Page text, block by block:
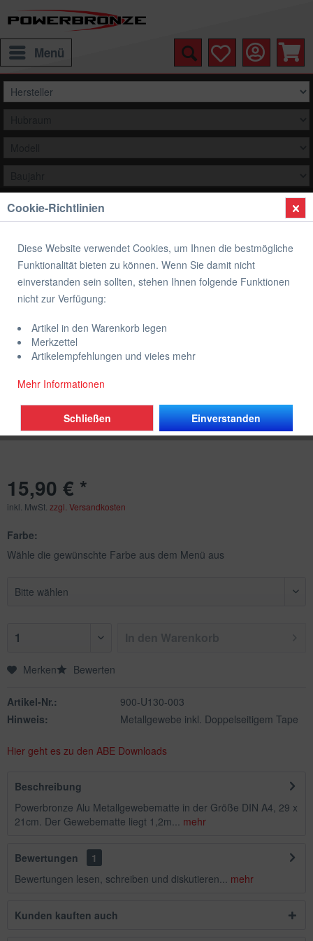
Menü
Auswählen
Übersicht Metallgewebematte
Metallgewebematte
(1
15,90 € *
inkl. MwSt. zzgl. Versandkosten
Farbe:
Wähle die gewünschte Farbe aus dem Menü aus
Merken Bewerten
Artikel-Nr.:
900-U130-003
Hinweis:
Metallgewebe inkl. Doppelseitigem Tape
Hier geht es zu den ABE Downloads
Beschreibung
Powerbronze Alu Metallgewebematte in der Größe DIN A4, 29 x
21cm. Der Gewebematte liegt 1,2m... mehr
Bewertungen
1
Bewertungen lesen, schreiben und diskutieren... mehr
Kunden kauften auch
Cookie-Richtlinien
Diese Website verwendet Cookies, um Ihnen die bestmögliche
Funktionalität bieten zu können. Wenn Sie damit nicht
einverstanden sein sollten, stehen Ihnen folgende Funktionen
nicht zur Verfügung:
Artikel in den Warenkorb legen
Merkzettel
Artikelempfehlungen und vieles mehr
Mehr Informationen
Einverstanden
Schließen